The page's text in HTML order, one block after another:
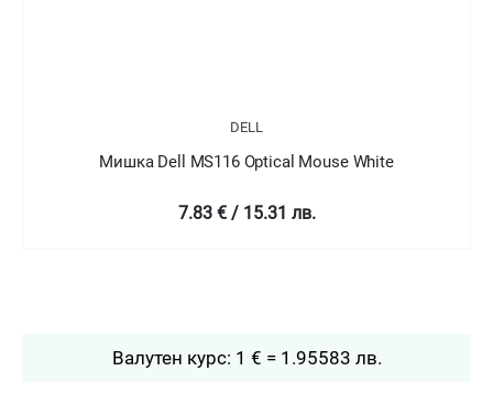
DELL
Мишка Dell MS116 Optical Mouse White
7.83 € / 15.31 лв.
Валутен курс: 1 € = 1.95583 лв.